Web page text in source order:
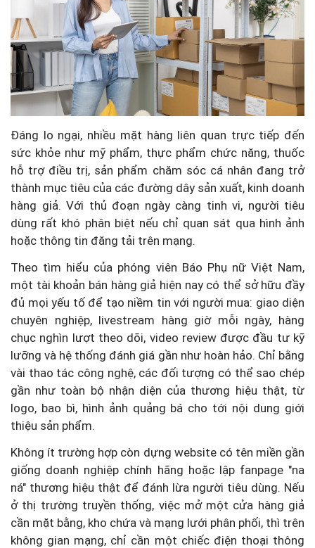
Đáng lo ngại, nhiều mặt hàng liên quan trực tiếp đến
sức khỏe như mỹ phẩm, thực phẩm chức năng, thuốc
hỗ trợ điều trị, sản phẩm chăm sóc cá nhân đang trở
thành mục tiêu của các đường dây sản xuất, kinh doanh
hàng giả. Với thủ đoạn ngày càng tinh vi, người tiêu
dùng rất khó phân biệt nếu chỉ quan sát qua hình ảnh
hoặc thông tin đăng tải trên mạng.
Theo tìm hiểu của phóng viên Báo Phụ nữ Việt Nam,
một tài khoản bán hàng giả hiện nay có thể sở hữu đầy
đủ mọi yếu tố để tạo niềm tin với người mua: giao diện
chuyên nghiệp, livestream hàng giờ mỗi ngày, hàng
chục nghìn lượt theo dõi, video review được đầu tư kỹ
lưỡng và hệ thống đánh giá gần như hoàn hảo. Chỉ bằng
vài thao tác công nghệ, các đối tượng có thể sao chép
gần như toàn bộ nhận diện của thương hiệu thật, từ
logo, bao bì, hình ảnh quảng bá cho tới nội dung giới
thiệu sản phẩm.
Không ít trường hợp còn dựng website có tên miền gần
giống doanh nghiệp chính hãng hoặc lập fanpage "na
ná" thương hiệu thật để đánh lừa người tiêu dùng. Nếu
ở thị trường truyền thống, việc mở một cửa hàng giả
cần mặt bằng, kho chứa và mạng lưới phân phối, thì trên
không gian mạng, chỉ cần một chiếc điện thoại thông